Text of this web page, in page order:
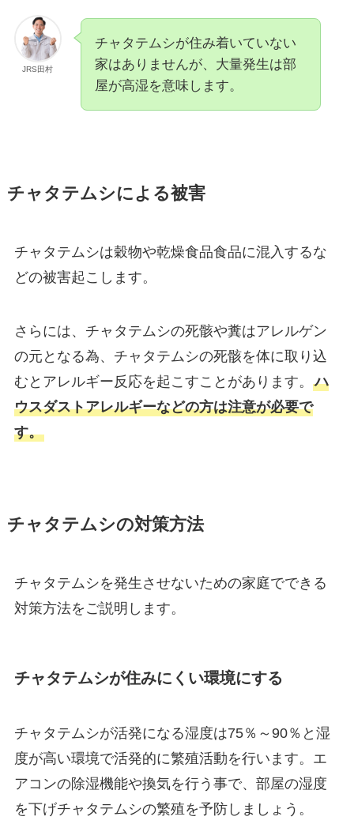
JRS田村
チャタテムシが住み着いていない
家はありませんが、大量発生は部
屋が高湿を意味します。
チャタテムシによる被害
チャタテムシは穀物や乾燥食品食品に混入するな
どの被害起こします。
さらには、チャタテムシの死骸や糞はアレルゲン
の元となる為、チャタテムシの死骸を体に取り込
むとアレルギー反応を起こすことがあります。 ハ
ウスダストアレルギーなどの方は注意が必要で
す。
チャタテムシの対策方法
チャタテムシを発生させないための家庭でできる
対策方法をご説明します。
チャタテムシが住みにくい環境にする
チャタテムシが活発になる湿度は75％～90％と湿
度が高い環境で活発的に繁殖活動を行います。エ
アコンの除湿機能や換気を行う事で、部屋の湿度
を下げチャタテムシの繁殖を予防しましょう。